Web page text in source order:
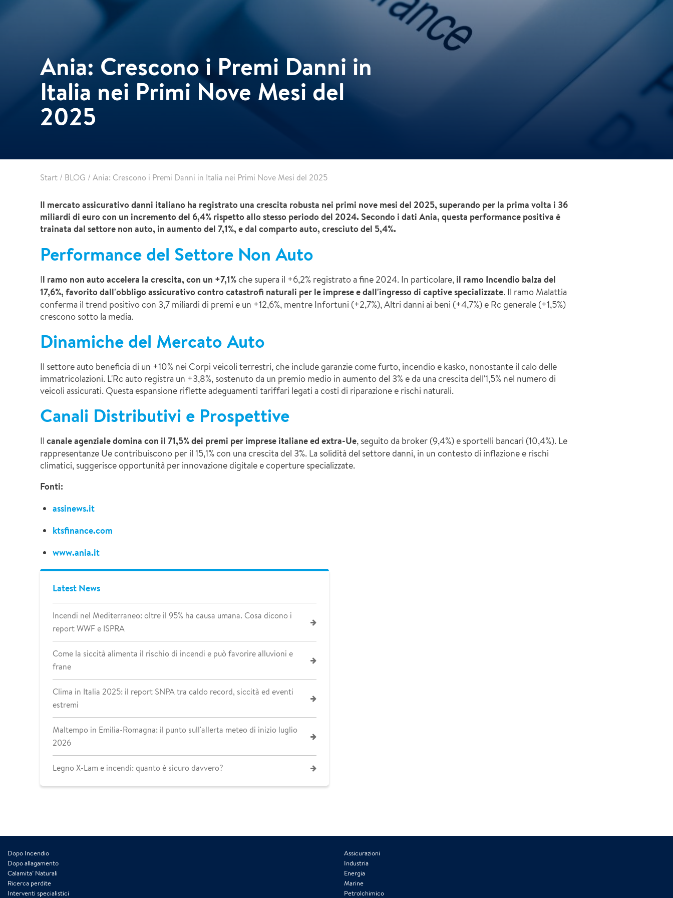
Ania: Crescono i Premi Danni in
Italia nei Primi Nove Mesi del
2025
Start / BLOG / Ania: Crescono i Premi Danni in Italia nei Primi Nove Mesi del 2025
Il mercato assicurativo danni italiano ha registrato una crescita robusta nei primi nove mesi del 2025, superando per la prima volta i 36
miliardi di euro con un incremento del 6,4% rispetto allo stesso periodo del 2024. Secondo i dati Ania, questa performance positiva è
trainata dal settore non auto, in aumento del 7,1%, e dal comparto auto, cresciuto del 5,4%.​
Performance del Settore Non Auto
Il ramo non auto accelera la crescita, con un +7,1%che supera il +6,2% registrato a fine 2024. In particolare,il ramo Incendio balza del
17,6%, favorito dall'obbligo assicurativo contro catastrofi naturali per le imprese e dall'ingresso di captive specializzate. Il ramo Malattia
conferma il trend positivo con 3,7 miliardi di premi e un +12,6%, mentre Infortuni (+2,7%), Altri danni ai beni (+4,7%) e Rc generale (+1,5%)
crescono sotto la media.​
Dinamiche del Mercato Auto
Il settore auto beneficia di un +10% nei Corpi veicoli terrestri, che include garanzie come furto, incendio e kasko, nonostante il calo delle
immatricolazioni. L'Rc auto registra un +3,8%, sostenuto da un premio medio in aumento del 3% e da una crescita dell'1,5% nel numero di
veicoli assicurati. Questa espansione riflette adeguamenti tariffari legati a costi di riparazione e rischi naturali.​
Canali Distributivi e Prospettive
Il canale agenziale domina con il 71,5% dei premi per imprese italiane ed extra-Ue, seguito da broker (9,4%) e sportelli bancari (10,4%). Le
rappresentanze Ue contribuiscono per il 15,1% con una crescita del 3%. La solidità del settore danni, in un contesto di inflazione e rischi
climatici, suggerisce opportunità per innovazione digitale e coperture specializzate.​
Fonti:
assinews.it
ktsfinance.com
www.ania.it
Latest News
Incendi nel Mediterraneo: oltre il 95% ha causa umana. Cosa dicono i
report WWF e ISPRA
Come la siccità alimenta il rischio di incendi e può favorire alluvioni e
frane
Clima in Italia 2025: il report SNPA tra caldo record, siccità ed eventi
estremi
Maltempo in Emilia-Romagna: il punto sull'allerta meteo di inizio luglio
2026
Legno X-Lam e incendi: quanto è sicuro davvero?
Dopo Incendio
Dopo allagamento
Calamita’ Naturali
Ricerca perdite
Interventi specialistici
Assicurazioni
Industria
Energia
Marine
Petrolchimico